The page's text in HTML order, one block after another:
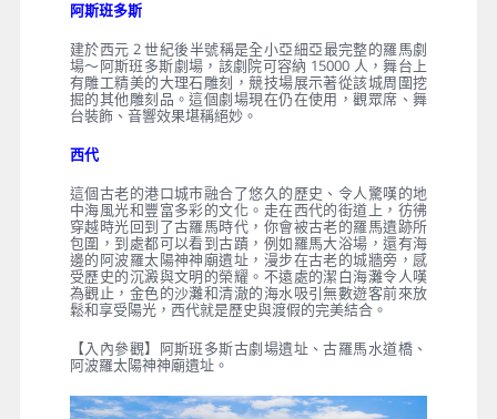
早餐：旅館內
午餐：景觀餐廳主廚推薦風味料理
晚餐：土耳其式傳統風味料理
住宿
阿斯班多斯
建於西元 2 世紀後半號稱是全小亞細亞最完整的羅馬劇
場～阿斯班多斯劇場，該劇院可容納 15000 人，舞台上
有雕工精美的大理石雕刻，競技場展示著從該城周圍挖
台裝飾、音響效果堪稱絕妙。
西代